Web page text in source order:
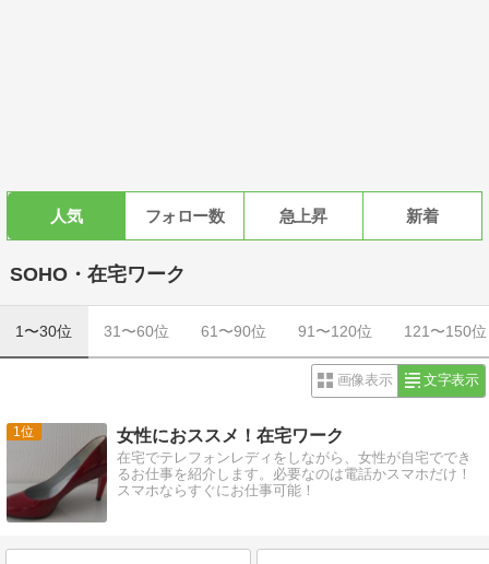
人気 フォロー数 急上昇 新着
SOHO・在宅ワーク
1〜30位 31〜60位 61〜90位 91〜120位 121〜150位
画像表示 文字表示
1 女性におススメ！在宅ワーク
在宅でテレフォンレディをしながら、女性が自宅ででき
るお仕事を紹介します。必要なのは電話かスマホだけ！
スマホならすぐにお仕事可能！